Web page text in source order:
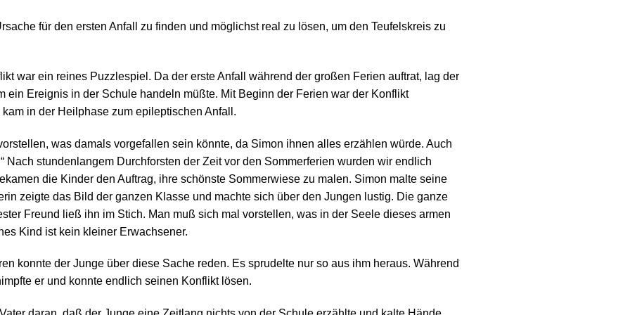
für den ersten Anfall zu finden und möglichst real zu lösen, um den Teufelskreis zu
war ein reines Puzzlespiel. Da der erste Anfall während der großen Ferien auftrat, lag der
ein Ereignis in der Schule handeln müßte. Mit Beginn der Ferien war der Konflikt
in der Heilphase zum epileptischen Anfall.
was damals vorgefallen sein könnte, da Simon ihnen alles erzählen würde. Auch
Nach stundenlangem Durchforsten der Zeit vor den Sommerferien wurden wir endlich
die Kinder den Auftrag, ihre schönste Sommerwiese zu malen. Simon malte seine
zeigte das Bild der ganzen Klasse und machte sich über den Jungen lustig. Die ganze
Freund ließ ihn im Stich. Man muß sich mal vorstellen, was in der Seele dieses armen
Kind ist kein kleiner Erwachsener.
konnte der Junge über diese Sache reden. Es sprudelte nur so aus ihm heraus. Während
er und konnte endlich seinen Konflikt lösen.